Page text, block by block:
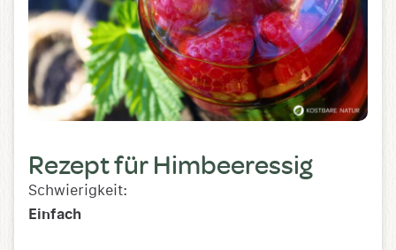
Rezept für Himbeeressig
Schwierigkeit:
Einfach